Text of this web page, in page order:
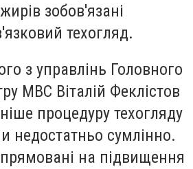
зобов'язані
техогляд.
з управлінь Головного
МВС Віталій Феклістов
процедуру техогляду
недостатньо сумлінно.
на підвищення